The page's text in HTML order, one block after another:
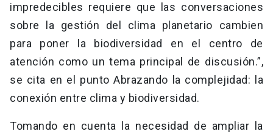
impredecibles requiere que las conversaciones
sobre la gestión del clima planetario cambien
para poner la biodiversidad en el centro de
atención como un tema principal de discusión.”,
se cita en el punto Abrazando la complejidad: la
conexión entre clima y biodiversidad.
Tomando en cuenta la necesidad de ampliar la